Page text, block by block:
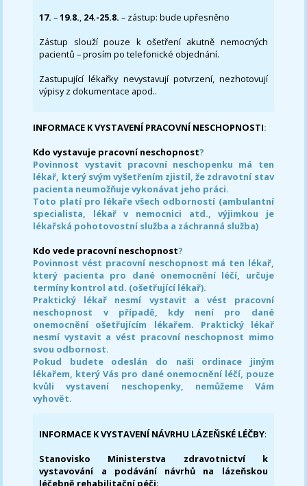
17. –19.8., 24.-25.8. – zástup: bude upřesněno
Zástup slouží pouze k ošetření akutně nemocných
pacientů – prosím po telefonické objednání.
Zastupující lékařky nevystavují potvrzení, nezhotovují
výpisy z dokumentace apod..
INFORMACE K VYSTAVENÍ PRACOVNÍ NESCHOPNOSTI:
Kdo vystavuje pracovní neschopnost?
Povinnost vystavit pracovní neschopenku má ten
lékař, který svým vyšetřením zjistil, že zdravotní stav
pacienta neumožňuje vykonávat jeho práci.
Toto platí pro lékaře všech odborností (ambulantní
specialista, lékař v nemocnici atd., výjimkou je
lékařská pohotovostní služba a záchranná služba)
Kdo vede pracovní neschopnost?
Povinnost vést pracovní neschopnost má ten lékař,
který pacienta pro dané onemocnění léčí, určuje
termíny kontrol atd. (ošetřující lékař).
Praktický lékař nesmí vystavit a vést pracovní
neschopnost v případě, kdy není pro dané
onemocnění ošetřujícím lékařem. Praktický lékař
nesmí vystavit a vést pracovní neschopnost mimo
svou odbornost.
Pokud budete odeslán do naši ordinace jiným
lékařem, který Vás pro dané onemocnění léčí, pouze
kvůli vystavení neschopenky, nemůžeme Vám
vyhovět.
INFORMACE K VYSTAVENÍ NÁVRHU LÁZEŇSKÉ LÉČBY:
Stanovisko Ministerstva zdravotnictví k
vystavování a podávání návrhů na lázeňskou
léčebně rehabilitační péči: